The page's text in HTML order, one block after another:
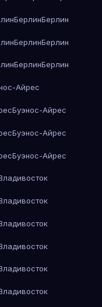
БерлинБерлин
БерлинБерлин
БерлинБерлин
Айрес
Буэнос-Айрес
Буэнос-Айрес
Буэнос-Айрес